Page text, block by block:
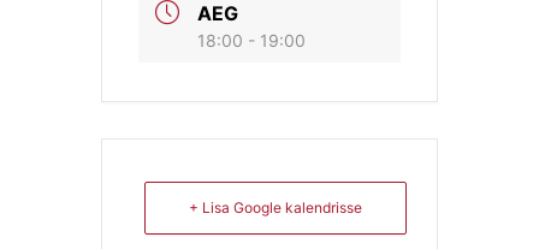
AEG
18:00 - 19:00
+ Lisa Google kalendrisse